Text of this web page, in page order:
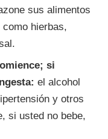
sus alimentos
hierbas,
si
el alcohol
y otros
si usted no bebe,